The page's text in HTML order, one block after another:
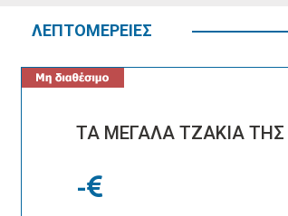
ΛΕΠΤΟΜΕΡΕΙΕΣ
ΤΑ ΜΕΓΑΛΑ ΤΖΑΚΙΑ
-